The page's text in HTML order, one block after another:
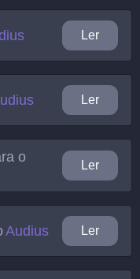
Ler
Ler
o
Ler
Audius Ler